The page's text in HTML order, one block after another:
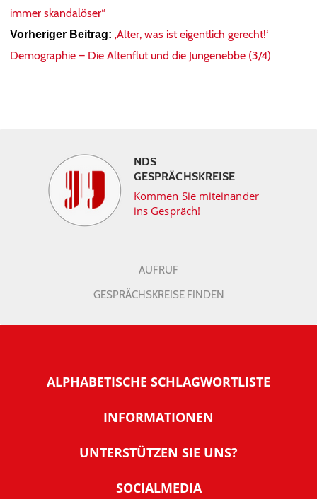
immer skandalöser“
Vorheriger Beitrag: ‚Alter, was ist eigentlich gerecht!‘
Demographie – Die Altenflut und die Jungenebbe (3/4)
NDS
GESPRÄCHSKREISE
Kommen Sie miteinander
ins Gespräch!
AUFRUF
GESPRÄCHSKREISE FINDEN
ALPHABETISCHE SCHLAGWORTLISTE
INFORMATIONEN
Warum NachDenkSeiten
Tipps zur Nutzung der NachDenkSeiten
UNTERSTÜTZEN SIE UNS?
SOCIALMEDIA